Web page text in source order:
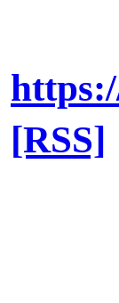
[RSS]